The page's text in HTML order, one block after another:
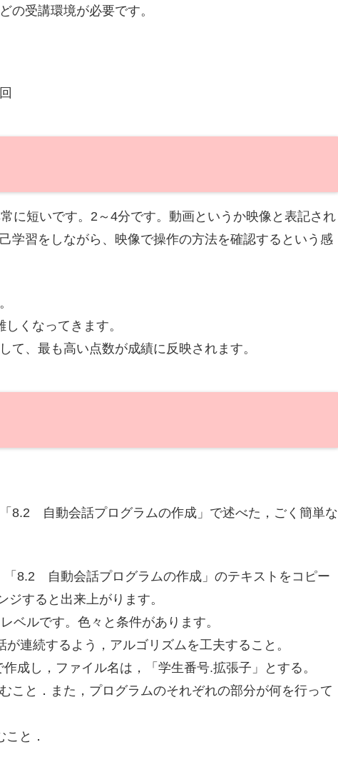
の受講環境が必要です。
に短いです。2～4分です。動画というか映像と表記され
学習をしながら、映像で操作の方法を確認するという感
くなってきます。
て、最も高い点数が成績に反映されます。
8.2 自動会話プログラムの作成」で述べた，ごく簡単な
8.2 自動会話プログラムの作成」のテキストをコピー
すると出来上がります。
ベルです。色々と条件があります。
連続するよう，アルゴリズムを工夫すること。
成し，ファイル名は，「学生番号.拡張子」とする。
こと．また，プログラムのそれぞれの部分が何を行って
と．